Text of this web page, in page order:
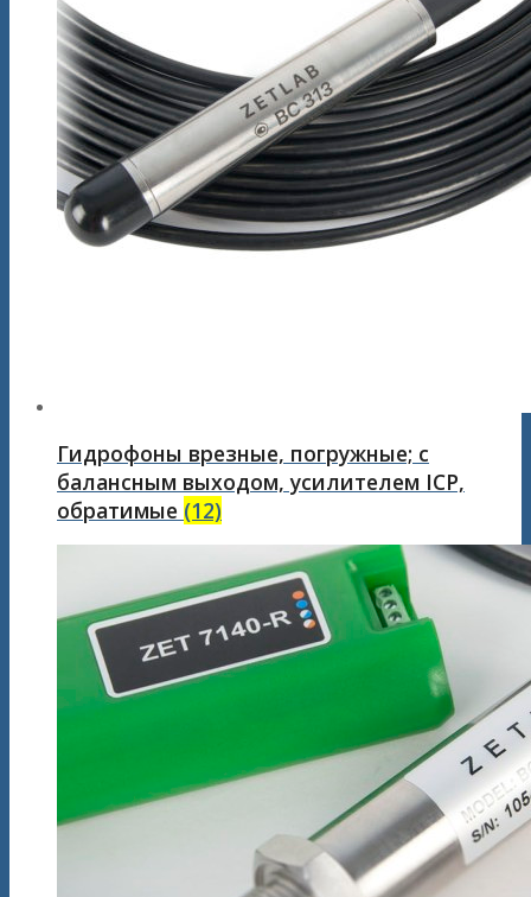
Гидрофоны врезные, погружные; с
балансным выходом, усилителем ICP,
обратимые (12)